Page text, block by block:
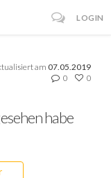
LOGIN
am 07.05.2019
0 0
habe